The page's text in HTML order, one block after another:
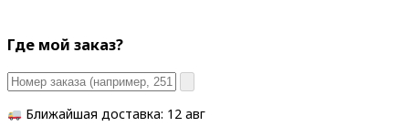
Где мой заказ?
Ближайшая доставка: 12 авг